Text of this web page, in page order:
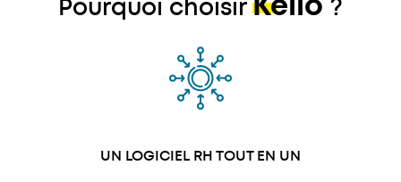
Pourquoi choisir Kelio ?
UN LOGICIEL RH TOUT EN UN